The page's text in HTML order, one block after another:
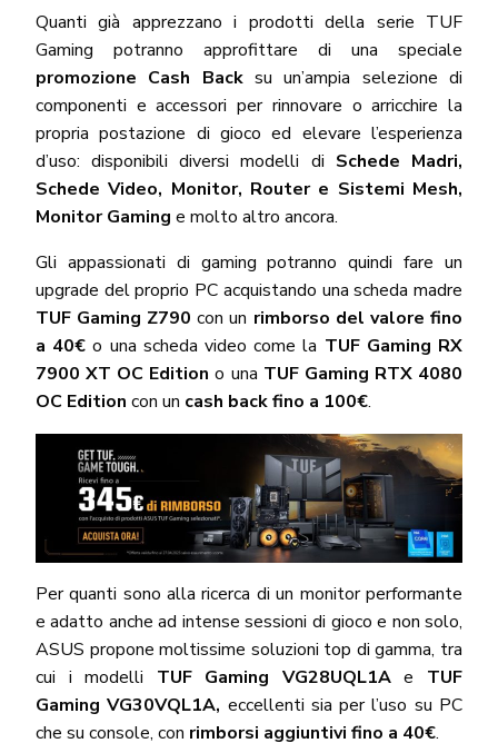
Quanti già apprezzano i prodotti della serie TUF
Gaming potranno approfittare di una speciale
promozione Cash Backsu un’ampia selezione di
componenti e accessori per rinnovare o arricchire la
propria postazione di gioco ed elevare l’esperienza
d’uso: disponibili diversi modelli di Schede Madri,
Schede Video, Monitor, Router e Sistemi Mesh,
Monitor Gaming e molto altro ancora.
Gli appassionati di gaming potranno quindi fare un
upgrade del proprio PC acquistando una scheda madre
TUF Gaming Z790 con un rimborso del valore fino
a 40€ o una scheda video come la TUF Gaming RX
7900 XT OC Edition o una TUF Gaming RTX 4080
OC Edition con un cash back fino a 100€.
Per quanti sono alla ricerca di un monitor performante
e adatto anche ad intense sessioni di gioco e non solo,
ASUS propone moltissime soluzioni top di gamma, tra
cui i modelli TUF Gaming VG28UQL1Ae TUF
Gaming VG30VQL1A, eccellenti sia per l’uso su PC
che su console, con rimborsi aggiuntivi fino a 40€.